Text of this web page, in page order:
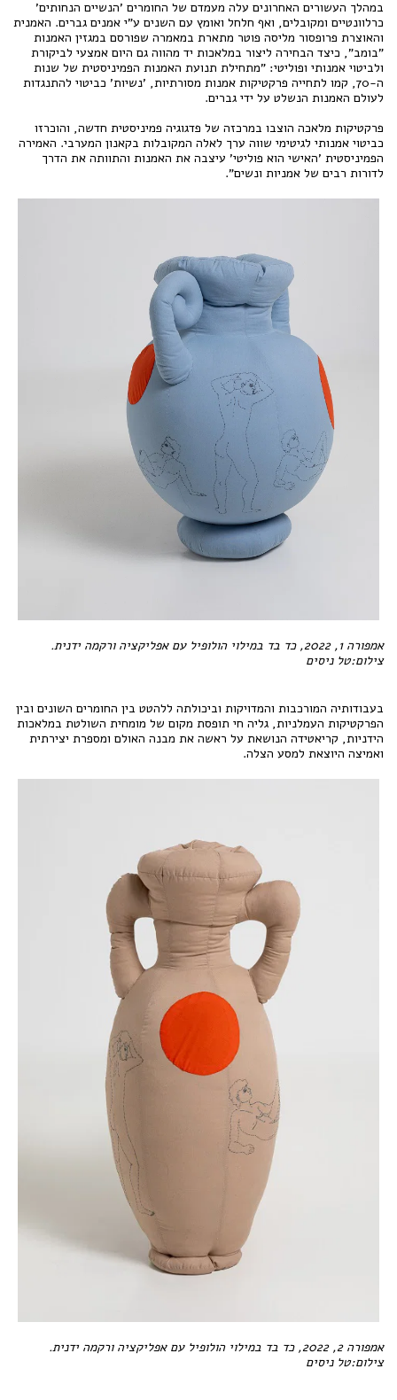
במהלך העשורים האחרונים עלה מעמדם של החומרים 'הנשיים הנחותים'
כרלוונטיים ומקובלים, ואף חלחל ואומץ עם השנים ע"י אמנים גברים. האמנית
והאוצרת פרופסור מליסה פוטר מתארת במאמרה שפורסם במגזין האמנות
"בומב", כיצד הבחירה ליצור במלאכות יד מהווה גם היום אמצעי לביקורת
ולביטוי אמנותי ופוליטי: "מתחילת תנועת האמנות הפמיניסטית של שנות
ה-70, קמו לתחייה פרקטיקות אמנות מסורתיות, 'נשיות' כביטוי להתנגדות
לעולם האמנות הנשלט על ידי גברים.
פרקטיקות מלאכה הוצבו במרכזה של פדגוגיה פמיניסטית חדשה, והוכרזו
כביטוי אמנותי לגיטימי שווה ערך לאלה המקובלות בקאנון המערבי. האמירה
הפמיניסטית 'האישי הוא פוליטי' עיצבה את האמנות והתוותה את הדרך
לדורות רבים של אמניות ונשים".
אמפורה 1, 2022, כד בד במילוי הולופיל עם אפליקציה ורקמה ידנית.
צילום:טל ניסים
בעבודותיה המורכבות והמדויקות וביכולתה ללהטט בין החומרים השונים ובין
הפרקטיקות העמלניות, גליה חי תופסת מקום של מומחית השולטת במלאכות
הידניות, קריאטידה הנושאת על ראשה את מבנה האולם ומספרת יצירתית
ואמיצה היוצאת למסע הצלה.
אמפורה 2, 2022, כד בד במילוי הולופיל עם אפליקציה ורקמה ידנית.
צילום:טל ניסים